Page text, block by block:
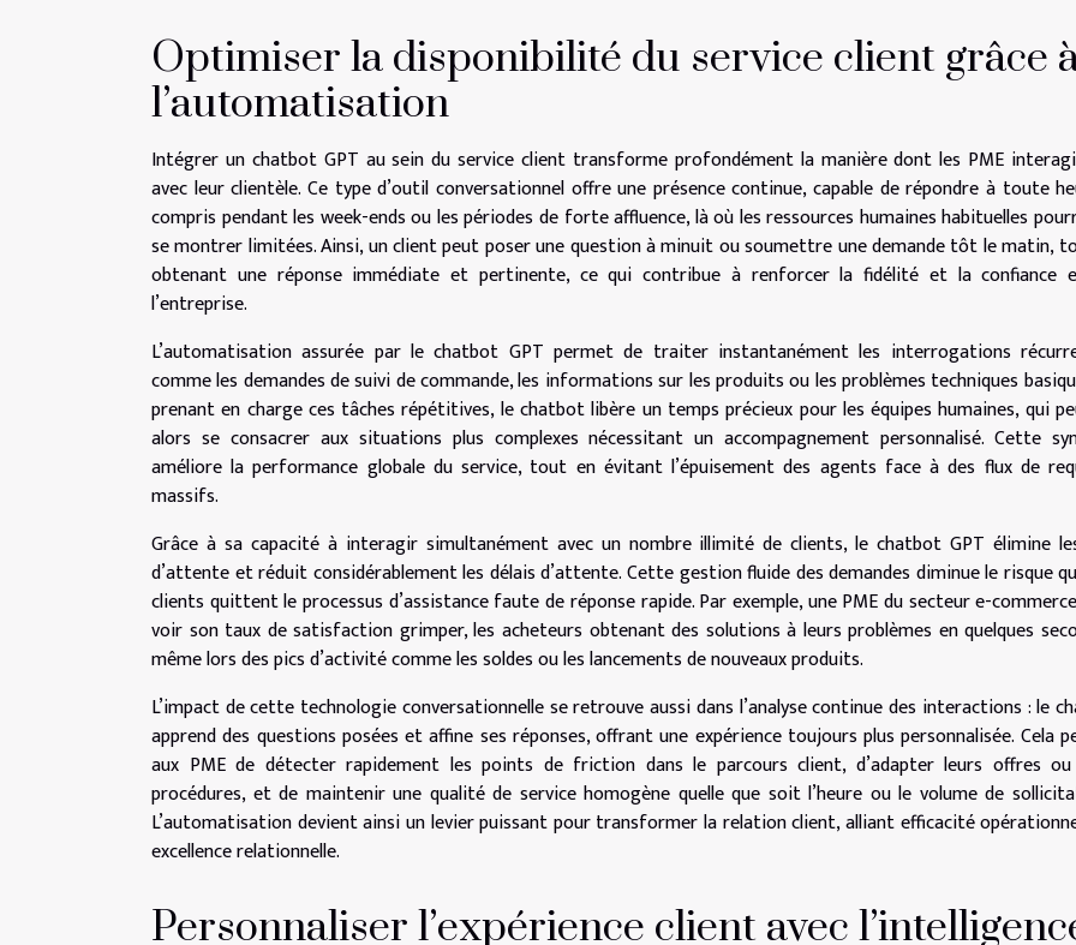
Optimiser la disponibilité du service client grâce
l’automatisation
Intégrer un chatbot GPT au sein du service client transforme profondément la manière dont les PME
avec leur clientèle. Ce type d’outil conversationnel offre une présence continue, capable de répondre à toute
compris pendant les week-ends ou les périodes de forte affluence, là où les ressources humaines habituelles
se montrer limitées. Ainsi, un client peut poser une question à minuit ou soumettre une demande tôt le matin,
obtenant une réponse immédiate et pertinente, ce qui contribue à renforcer la fidélité et la confiance
l’entreprise.
L’automatisation assurée par le chatbot GPT permet de traiter instantanément les interrogations
comme les demandes de suivi de commande, les informations sur les produits ou les problèmes techniques
prenant en charge ces tâches répétitives, le chatbot libère un temps précieux pour les équipes humaines, qui
alors se consacrer aux situations plus complexes nécessitant un accompagnement personnalisé. Cette
améliore la performance globale du service, tout en évitant l’épuisement des agents face à des flux de
massifs.
Grâce à sa capacité à interagir simultanément avec un nombre illimité de clients, le chatbot GPT élimine
d’attente et réduit considérablement les délais d’attente. Cette gestion fluide des demandes diminue le risque
clients quittent le processus d’assistance faute de réponse rapide. Par exemple, une PME du secteur e-
voir son taux de satisfaction grimper, les acheteurs obtenant des solutions à leurs problèmes en quelques
même lors des pics d’activité comme les soldes ou les lancements de nouveaux produits.
L’impact de cette technologie conversationnelle se retrouve aussi dans l’analyse continue des interactions : le
apprend des questions posées et affine ses réponses, offrant une expérience toujours plus personnalisée. Cela
aux PME de détecter rapidement les points de friction dans le parcours client, d’adapter leurs offres
procédures, et de maintenir une qualité de service homogène quelle que soit l’heure ou le volume de
L’automatisation devient ainsi un levier puissant pour transformer la relation client, alliant efficacité
excellence relationnelle.
Personnaliser l’expérience client avec